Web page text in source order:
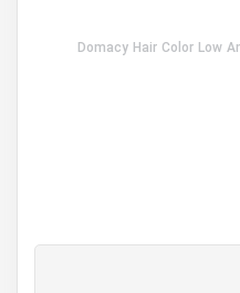
Domacy Hair Color Low